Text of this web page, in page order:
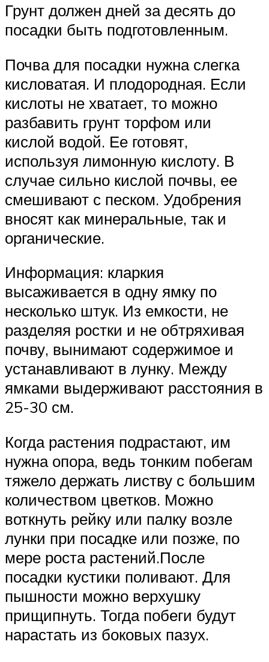
Грунт должен дней за десять до
посадки быть подготовленным.
Почва для посадки нужна слегка
кисловатая. И плодородная. Если
кислоты не хватает, то можно
разбавить грунт торфом или
кислой водой. Ее готовят,
используя лимонную кислоту. В
случае сильно кислой почвы, ее
смешивают с песком. Удобрения
вносят как минеральные, так и
органические.
Информация: кларкия
высаживается в одну ямку по
несколько штук. Из емкости, не
разделяя ростки и не обтряхивая
почву, вынимают содержимое и
устанавливают в лунку. Между
ямками выдерживают расстояния в
25-30 см.
Когда растения подрастают, им
нужна опора, ведь тонким побегам
тяжело держать листву с большим
количеством цветков. Можно
воткнуть рейку или палку возле
лунки при посадке или позже, по
мере роста растений.После
посадки кустики поливают. Для
пышности можно верхушку
прищипнуть. Тогда побеги будут
нарастать из боковых пазух.